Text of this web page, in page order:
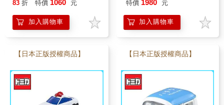
83 折 特價 1060 元
加入購物車
特價 1980 元
加入購物車
【日本正版授權商品】 【日本正版授權商品】